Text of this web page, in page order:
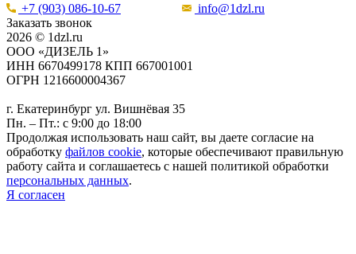
+7 (903) 086-10-67
info@1dzl.ru
Заказать звонок
2026 © 1dzl.ru
ООО «ДИЗЕЛЬ 1»
ИНН 6670499178 КПП 667001001
ОГРН 1216600004367
г. Екатеринбург ул. Вишнёвая 35
Пн. – Пт.: с 9:00 до 18:00
Продолжая использовать наш сайт, вы даете согласие на
обработку файлов cookie, которые обеспечивают правильную
работу сайта и соглашаетесь с нашей политикой обработки
персональных данных.
Я согласен